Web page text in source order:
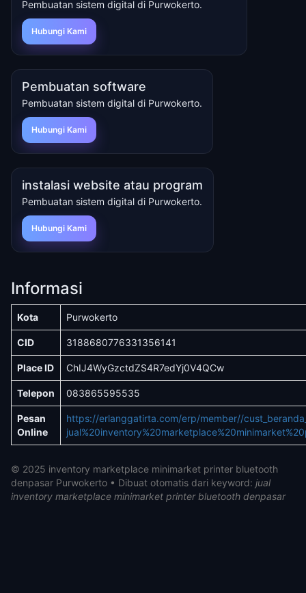
Pembuatan sistem digital di Purwokerto.
Hubungi Kami
Pembuatan software
Pembuatan sistem digital di Purwokerto.
Hubungi Kami
instalasi website atau program
Pembuatan sistem digital di Purwokerto.
Hubungi Kami
Informasi
Kota Purwokerto
CID 3188680776331356141
Place ID ChIJ4WyGzctdZS4R7edYj0V4QCw
Telepon 083865595535
Pesan
Online
https://erlanggatirta.com/erp/member//
© 2025 inventory marketplace minimarket printer bluetooth
denpasar Purwokerto • Dibuat otomatis dari keyword: jual
inventory marketplace minimarket printer bluetooth denpasar